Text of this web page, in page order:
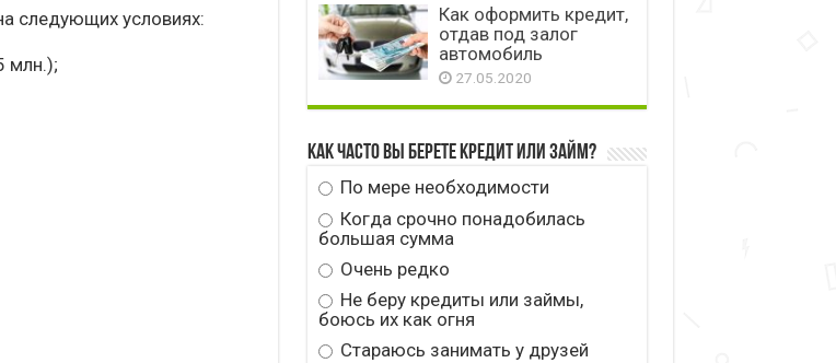
следующих условиях:
млн.);
Как оформить кредит,
отдав под залог
автомобиль
27.05.2020
Как часто вы берете кредит или займ?
По мере необходимости
Когда срочно понадобилась
большая сумма
Очень редко
Не беру кредиты или займы,
боюсь их как огня
Стараюсь занимать у друзей